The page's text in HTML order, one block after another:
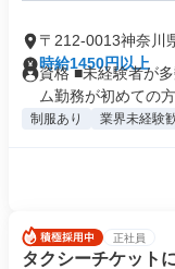
〒212-0013神奈川
時給1450円以上
資格 ■未経験者
ム勤務が初めての
制服あり 業界未経験
正社員
タクシーチケット